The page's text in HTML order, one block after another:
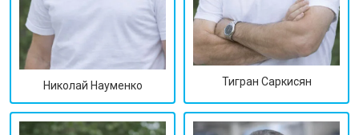
Николай Науменко Тигран Саркисян